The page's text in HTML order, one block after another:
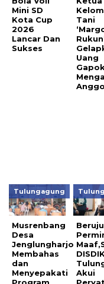
Mini SD
Kota Cup
2026
Lancar Dan
Sukses
Tani
Uang
Tulungagung
Musrenbang
Desa
Jenglungharjo
Membahas
dan
Menyepakati
Akui